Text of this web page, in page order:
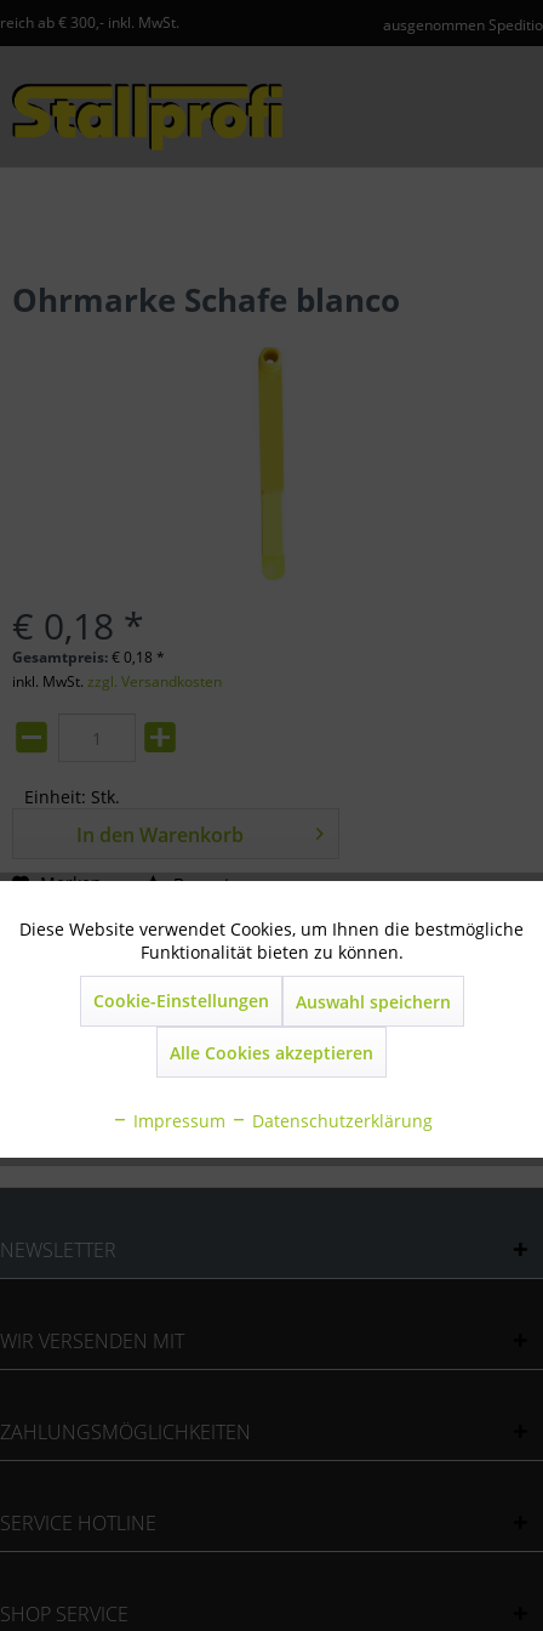
MwSt. ausgenommen Speditionsartikel und
Ohrmarke Schafe blanco
€ 0,18 *
Gesamtpreis:€0,18 *
inkl. MwSt. zzgl. Versandkosten
Einheit: Stk.
In den Warenkorb
Merken Bewerten
Artikel-Nr.: 74-03-0131
Beschreibung
mehr
Bewertungen lesen, schreiben und diskutieren...mehr
NEWSLETTER
WIR VERSENDEN MIT
ZAHLUNGSMÖGLICHKEITEN
SERVICE HOTLINE
SHOP SERVICE
Technisch notwendig Aktiv
Marketing Inaktiv
Inaktiv
Sonstige
Diese Website verwendet Cookies, um Ihnen die bestmögliche
Funktionalität bieten zu können.
Cookie-Einstellungen Auswahl speichern
Alle Cookies akzeptieren
Impressum Datenschutzerklärung